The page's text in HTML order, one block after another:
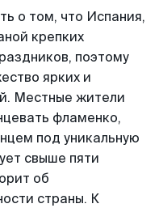
о том, что Испания,
крепких
поэтому
ярких и
Местные жители
фламенко,
под уникальную
свыше пяти
об
страны. К